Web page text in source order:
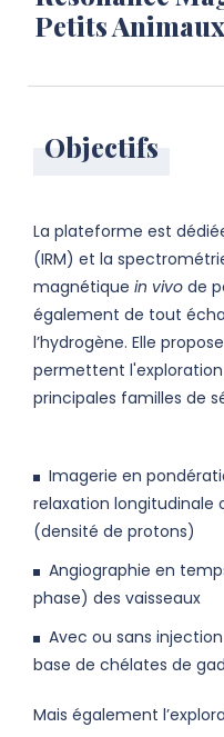
Petits
Objectifs
La plateforme est
(IRM) et la
magnétique in vivo de
également de tout
l’hydrogène. Elle
permettent l'exploration
principales familles de
Imagerie en
relaxation longitudinale
(densité de protons)
Angiographie en
phase) des vaisseaux
Avec ou sans
base de chélates de
Mais également